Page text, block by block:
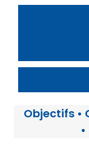
Objectifs •
•